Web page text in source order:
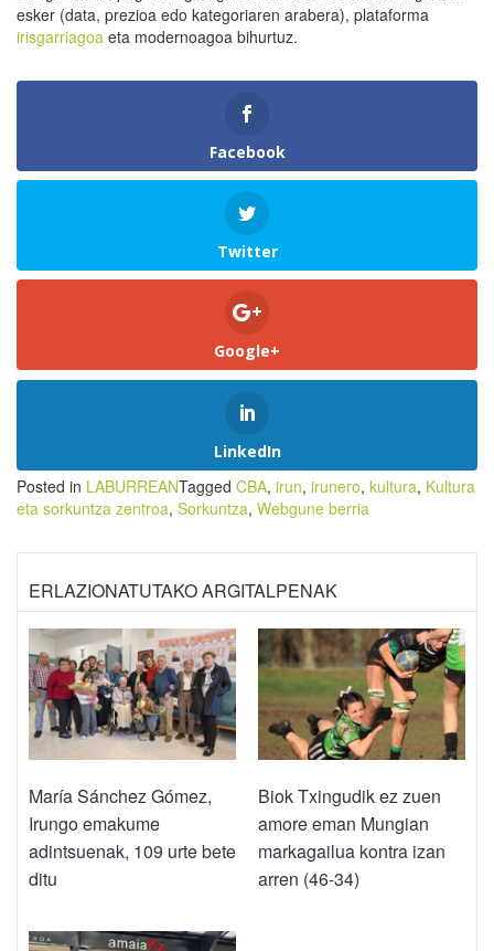
esker (data, prezioa edo kategoriaren arabera), plataforma
irisgarriagoa eta modernoagoa bihurtuz.
Facebook
Twitter
Google+
LinkedIn
Posted in LABURREANTagged CBA, irun, irunero, kultura, Kultura
eta sorkuntza zentroa, Sorkuntza, Webgune berria
ERLAZIONATUTAKO ARGITALPENAK
María Sánchez Gómez,
Irungo emakume
adintsuenak, 109 urte bete
ditu
Biok Txingudik ez zuen
amore eman Mungian
markagailua kontra izan
arren (46-34)